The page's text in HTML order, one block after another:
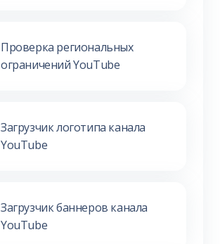
Проверка региональных
ограничений YouTube
Загрузчик логотипа канала
YouTube
Загрузчик баннеров канала
YouTube